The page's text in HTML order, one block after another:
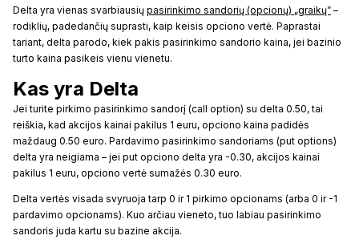
Delta yra vienas svarbiausių pasirinkimo sandorių (opcionų) „graikų” –
rodiklių, padedančių suprasti, kaip keisis opciono vertė. Paprastai
tariant, delta parodo, kiek pakis pasirinkimo sandorio kaina, jei bazinio
turto kaina pasikeis vienu vienetu.
Kas yra Delta
Jei turite pirkimo pasirinkimo sandorį (call option) su delta 0.50, tai
reiškia, kad akcijos kainai pakilus 1 euru, opciono kaina padidės
maždaug 0.50 euro. Pardavimo pasirinkimo sandoriams (put options)
delta yra neigiama – jei put opciono delta yra -0.30, akcijos kainai
pakilus 1 euru, opciono vertė sumažės 0.30 euro.
Delta vertės visada svyruoja tarp 0 ir 1 pirkimo opcionams (arba 0 ir -1
pardavimo opcionams). Kuo arčiau vieneto, tuo labiau pasirinkimo
sandoris juda kartu su bazine akcija.